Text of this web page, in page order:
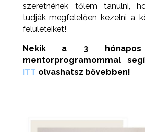
szeretnének tőlem tanulni,
tudják megfelelően kezelni a
felületeiket!
Nekik a 3 hónapos
mentorprogramommal
ITT olvashatsz bővebben!